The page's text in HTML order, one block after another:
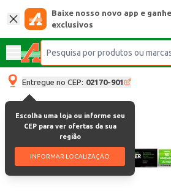
Baixe nosso novo app e
exclusivos
Entregue no CEP: 02170-901
Escolha uma loja ou informe seu
CEP para ver ofertas da sua
região
INFORMAR LOCALIZAÇÃO